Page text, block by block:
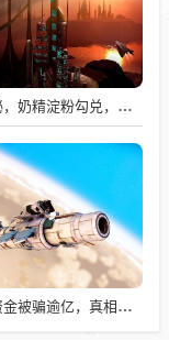
假奶粉揭秘，奶精淀粉勾兑，流向何处？
六省国补资金被骗逾亿，真相揭秘与违规操作背后的故事